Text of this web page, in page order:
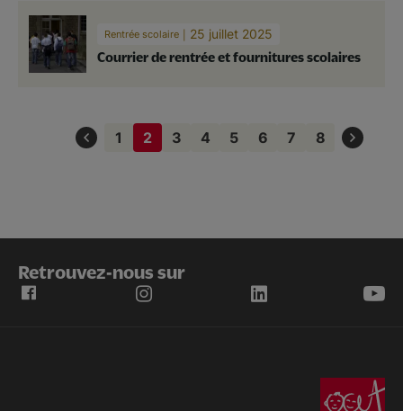
Rentrée scolaire 25 juillet 2025
Courrier de rentrée et fournitures scolaires
Page
1
Page
2 Page
3 Page
4 Page
5 Page
6 Page
7 Page
8
Retrouvez-nous sur